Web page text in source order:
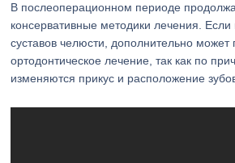
В послеоперационном периоде
консервативные методики лечения. Если
суставов челюсти, дополнительно может
ортодонтическое лечение, так как по
изменяются прикус и расположение